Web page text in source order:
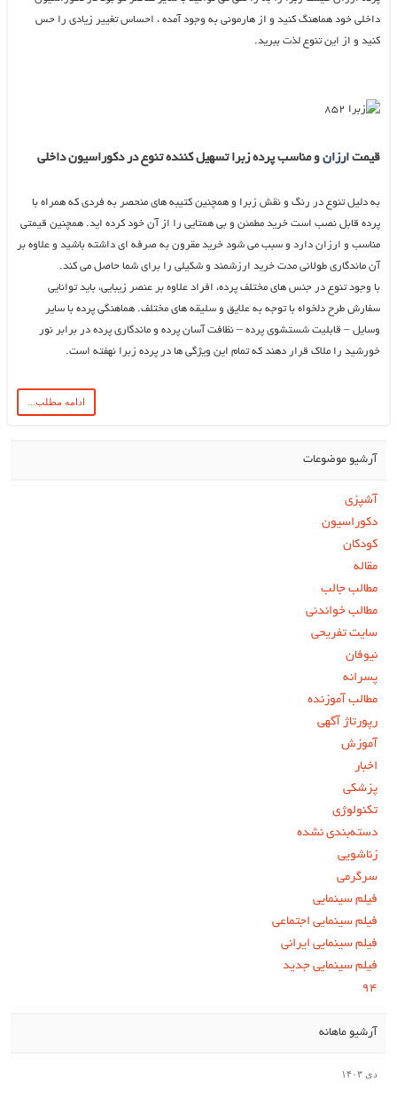
داخلی خود هماهنگ کنید و از هارمونی به وجود آمده ، احساس تغییر زیادی را حس
کنید و از این تنوع لذت ببرید.
قیمت ارزانو مناسب پرده زبرا تسهیل کننده تنوع در دکوراسیون داخلی
به دلیل تنوع در رنگ و نقش زبرا و همچنین کتیبه های منحصر به فردی که همراه با
پرده قابل نصب است خرید مطمئن و بی همتایی را از آن خود کرده اید. همچنین قیمتی
مناسب و ارزان دارد و سبب می شود خرید مقرون به صرفه ای داشته باشید و علاوه بر
آن ماندگاری طولانی مدت خرید ارزشمند و شکیلی را برای شما حاصل می کند.
با وجود تنوع در جنس های مختلف پرده، افراد علاوه بر عنصر زیبایی، باید توانایی
سفارش طرح دلخواه با توجه به علایق و سلیقه های مختلف. هماهنگی پرده با سایر
وسایل – قابلیت شستشوی پرده – نظافت آسان پرده و ماندگاری پرده در برابر نور
خورشید را ملاک قرار دهند که تمام این ویژگی ها در پرده زبرا نهفته است.
ادامه مطلب...
آرشیو موضوعات
آشپزی
دکوراسیون
کودکان
مقاله
مطالب جالب
مطالب خواندنی
سایت تفریحی
نیوفان
پسرانه
مطالب آموزنده
رپورتاژ آگهی
آموزش
اخبار
پزشکی
تکنولوژی
دسته‌بندی نشده
زناشویی
سرگرمی
فیلم سینمایی
فیلم سینمایی اجتماعی
فیلم سینمایی ایرانی
فیلم سینمایی جدید
۹۴
آرشیو ماهانه
دی ۱۴۰۳